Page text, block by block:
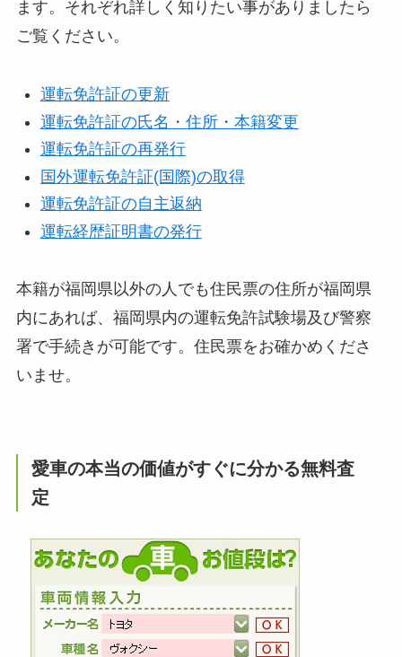
ます。それぞれ詳しく知りたい事がありましたら
ご覧ください。
運転免許証の更新
運転免許証の氏名・住所・本籍変更
運転免許証の再発行
国外運転免許証(国際)の取得
運転免許証の自主返納
運転経歴証明書の発行
本籍が福岡県以外の人でも住民票の住所が福岡県
内にあれば、福岡県内の運転免許試験場及び警察
署で手続きが可能です。住民票をお確かめくださ
いませ。
愛車の本当の価値がすぐに分かる無料査
定